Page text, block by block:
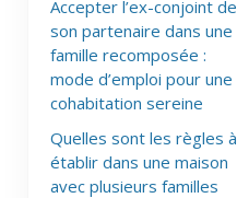
Accepter l’ex-conjoint de
son partenaire dans une
famille recomposée :
mode d’emploi pour une
cohabitation sereine
Quelles sont les règles à
établir dans une maison
avec plusieurs familles